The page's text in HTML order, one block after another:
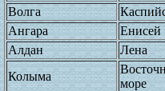
Волга
Ангара
Енисей
Алдан
Лена
Колыма
море